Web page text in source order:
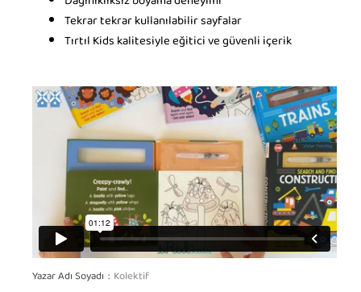
Tekrar tekrar kullanılabilir sayfalar
Tırtıl Kids kalitesiyle eğitici ve güvenli içerik
Yazar Adı Soyadı Kolektif